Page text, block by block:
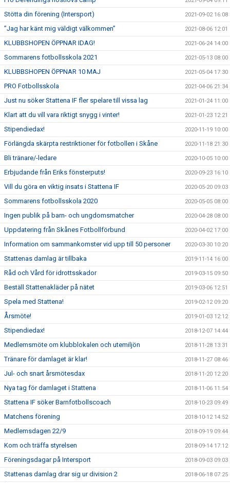
Stötta din förening (Intersport) 2021-09-02 16:08
”Jag har känt mig väldigt välkommen” 2021-08-06 12:01
KLUBBSHOPEN ÖPPNAR IDAG! 2021-06-24 14:00
Sommarens fotbollsskola 2021 2021-05-13 08:00
KLUBBSHOPEN ÖPPNAR 10 MAJ 2021-05-04 17:30
PRO Fotbollsskola 2021-04-06 21:34
Just nu söker Stattena IF fler spelare till vissa lag 2021-01-24 11:00
Klart att du vill vara riktigt snygg i vinter! 2021-01-23 12:21
Stipendiedax! 2020-11-19 10:00
Förlängda skärpta restriktioner för fotbollen i Skåne 2020-11-18 21:30
Bli tränare/-ledare 2020-10-05 10:00
Erbjudande från Eriks fönsterputs! 2020-09-23 16:10
Vill du göra en viktig insats i Stattena IF 2020-05-20 09:03
Sommarens fotbollsskola 2020 2020-05-05 08:00
Ingen publik på barn- och ungdomsmatcher 2020-04-28 08:00
Uppdatering från Skånes Fotbollförbund 2020-04-02 17:00
Information om sammankomster vid upp till 50 personer 2020-03-30 10:20
Stattenas damlag är tillbaka 2019-11-14 16:00
Råd och Vård för idrottsskador 2019-03-15 09:50
Beställ Stattenakläder på nätet 2019-03-06 12:51
Spela med Stattena! 2019-02-12 09:20
Årsmöte! 2019-01-03 12:12
Stipendiedax! 2018-12-07 14:44
Medlemsmöte om klubblokalen och utemiljön 2018-11-28 13:31
Tränare för damlaget är klar! 2018-11-27 08:46
Jul- och snart årsmötesdax 2018-11-20 12:20
Nya tag för damlaget i Stattena 2018-11-06 11:54
Stattena IF söker Barnfotbollscoach 2018-10-23 09:49
Matchens förening 2018-10-12 14:52
Medlemsdagen 22/9 2018-09-19 09:44
Kom och träffa styrelsen 2018-09-14 17:12
Föreningsdagar på Intersport 2018-09-03 09:03
Stattenas damlag drar sig ur division 2 2018-06-18 07:25